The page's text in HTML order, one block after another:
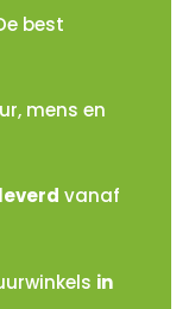
best
mens en
vanaf
in